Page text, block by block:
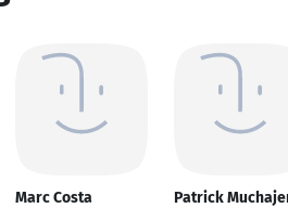
Marc Costa Patrick